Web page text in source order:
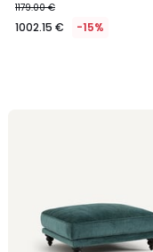
1179.00 €
1002.15 € -15%